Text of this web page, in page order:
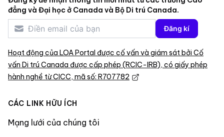
đẳng và Đại học ở Canada và Bộ Di trú Canada.
Đăng kí
Hoạt động của LOA Portal được cố vấn và giám sát bởi Cố
vấn Di trú Canada được cấp phép (RCIC-IRB), có giấy phép
hành nghề từ CICC, mã số: R707782
CÁC LINK HỮU ÍCH
Mạng lưới của chúng tôi